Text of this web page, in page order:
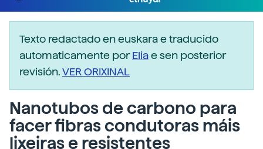
Texto redactado en euskara e traducido
automaticamente porEliae sen posterior
revisión.VER ORIXINAL
Nanotubos de carbono para
facer fibras condutoras máis
lixeiras e resistentes